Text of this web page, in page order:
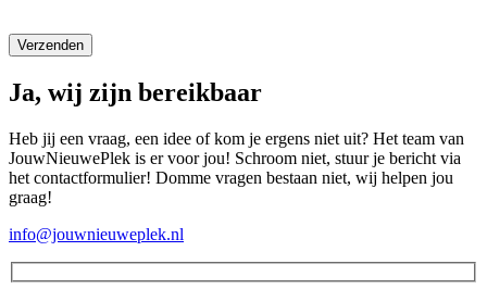
Ja, wij zijn bereikbaar
Heb jij een vraag, een idee of kom je ergens niet uit? Het team van
JouwNieuwePlek is er voor jou! Schroom niet, stuur je bericht via
het contactformulier! Domme vragen bestaan niet, wij helpen jou
graag!
info@jouwnieuweplek.nl